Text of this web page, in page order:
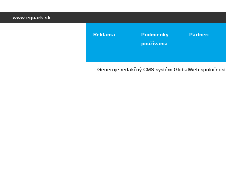
www.equark.sk
Reklama
Podmienky
používania
Partneri
Generuje redakčný CMS systém GlobalWeb